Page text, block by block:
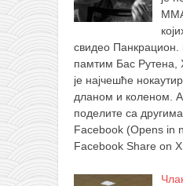
свидео Панкрацион.
памтим Бас Рутена,
је најчешће
дланом и коленом.
поделите са
Facebook (Opens in
Facebook Share on X